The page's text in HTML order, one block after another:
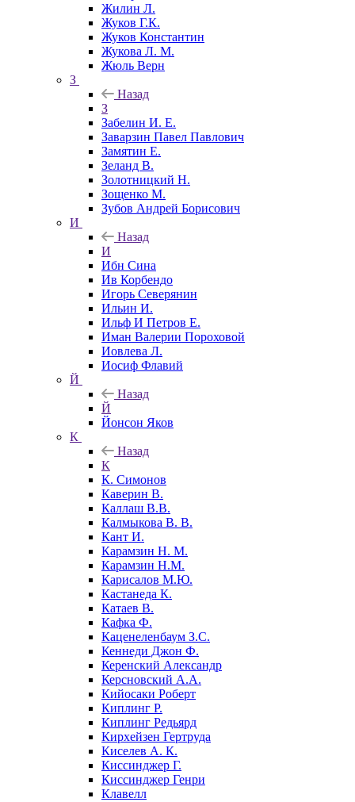
Жилин Л.
Жуков Г.К.
Жуков Константин
Жукова Л. М.
Жюль Верн
З
Назад
З
Забелин И. Е.
Заварзин Павел Павлович
Замятин Е.
Зеланд В.
Золотницкий Н.
Зощенко М.
Зубов Андрей Борисович
И
Назад
И
Ибн Сина
Ив Корбендо
Игорь Северянин
Ильин И.
Ильф И Петров Е.
Иман Валерии Пороховой
Иовлева Л.
Иосиф Флавий
Й
Назад
Й
Йонсон Яков
К
Назад
К
К. Симонов
Каверин В.
Каллаш В.В.
Калмыкова В. В.
Кант И.
Карамзин Н. М.
Карамзин Н.М.
Карисалов М.Ю.
Кастанеда К.
Катаев В.
Кафка Ф.
Каценеленбаум З.С.
Кеннеди Джон Ф.
Керенский Александр
Керсновский А.А.
Кийосаки Роберт
Киплинг Р.
Киплинг Редьярд
Кирхейзен Гертруда
Киселев А. К.
Киссинджер Г.
Киссинджер Генри
Клавелл